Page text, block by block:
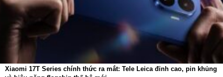
Xiaomi 17T Series chính thức ra mắt: Tele Leica đỉnh cao, pin khủng